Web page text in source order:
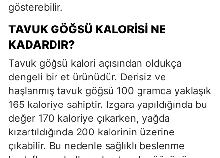
gösterebilir.
TAVUK GÖĞSÜ KALORISI NE
KADARDIR?
Tavuk göğsü kalori açısından oldukça
dengeli bir et ürünüdür. Derisiz ve
haşlanmış tavuk göğsü 100 gramda yaklaşık
165 kaloriye sahiptir. Izgara yapıldığında bu
değer 170 kaloriye çıkarken, yağda
kızartıldığında 200 kalorinin üzerine
çıkabilir. Bu nedenle sağlıklı beslenme